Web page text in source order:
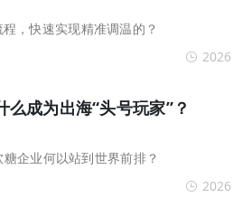
，快速实现精准调温的？
成为出海“头号玩家”？
企业何以站到世界前排？